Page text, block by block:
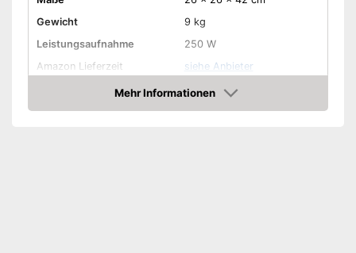
Gewicht
9 kg
Leistungsaufnahme
250 W
Amazon Lieferzeit
siehe Anbieter
Mehr Informationen
Amazon